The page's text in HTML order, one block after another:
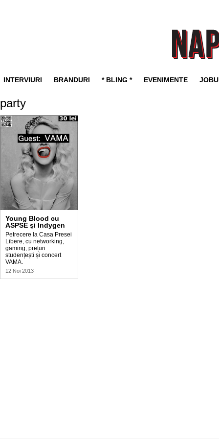
INTERVIURI BRANDURI * BLING * EVENIMENTE
party
Young Blood cu
ASPSE şi Indygen
Petrecere la Casa Presei
Libere, cu networking,
gaming, prețuri
studențești și concert
VAMA.
12 Noi 2013